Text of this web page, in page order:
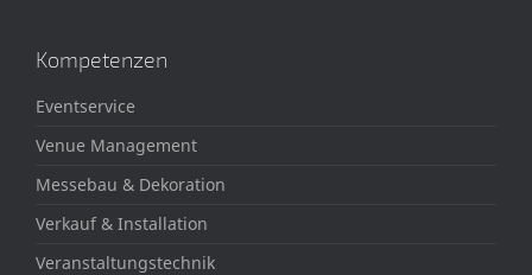
Kompetenzen
Eventservice
Venue Management
Messebau & Dekoration
Verkauf & Installation
Veranstaltungstechnik